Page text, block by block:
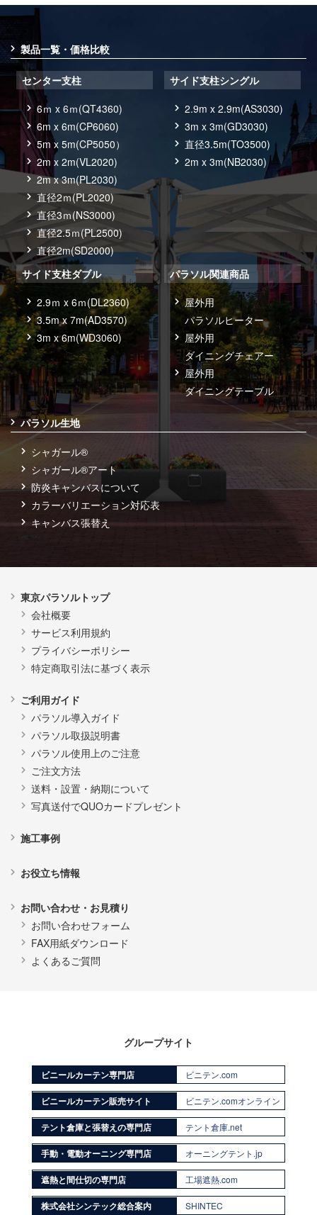
製品一覧・価格比較
センター支柱
6ｍ x 6ｍ(QT4360)
6m x 6m(CP6060)
5m x 5m(CP5050）
2m x 2m(VL2020)
2m x 3m(PL2030)
直径2ｍ(PL2020)
直径3ｍ(NS3000)
直径2.5ｍ(PL2500)
直径2m(SD2000)
サイド支柱シングル
2.9m x 2.9m(AS3030)
3m x 3m(GD3030)
直径3.5m(TO3500)
2m x 3m(NB2030)
サイド支柱ダブル
2.9ｍ x 6ｍ(DL2360)
3.5m x 7m(AD3570)
3m x 6m(WD3060)
パラソル関連商品
屋外用
パラソルヒーター
屋外用
ダイニングチェアー
屋外用
ダイニングテーブル
パラソル生地
シャガール®
シャガール®アート
防炎キャンバスについて
カラーバリエーション対応表
キャンバス張替え
東京パラソルトップ
会社概要
サービス利用規約
プライバシーポリシー
特定商取引法に基づく表示
ご利用ガイド
パラソル導入ガイド
パラソル取扱説明書
パラソル使用上のご注意
ご注文方法
送料・設置・納期について
写真送付でQUOカードプレゼント
施工事例
お役立ち情報
お問い合わせ・お見積り
お問い合わせフォーム
FAX用紙ダウンロード
よくあるご質問
グループサイト
ビニールカーテン専門店 ビニテン.com
ビニールカーテン販売サイト ビニテン.comオンライン
テント倉庫と張替えの専門店 テント倉庫.net
手動・電動オーニング専門店 オーニングテント.jp
遮熱と間仕切の専門店 工場遮熱.com
株式会社シンテック総合案内 SHINTEC